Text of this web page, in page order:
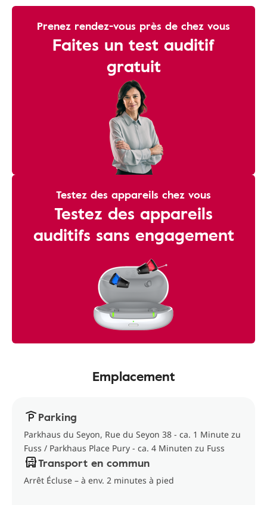
Prenez rendez-vous près de chez vous
Faites un test auditif
gratuit
Testez des appareils chez vous
Testez des appareils
auditifs sans engagement
Emplacement
Parking
Parkhaus du Seyon, Rue du Seyon 38 - ca. 1 Minute zu
Fuss / Parkhaus Place Pury - ca. 4 Minuten zu Fuss
Transport en commun
Arrêt Écluse – à env. 2 minutes à pied